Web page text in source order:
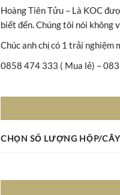
Hoàng Tiên Tửu – Là KOC
biết đến. Chúng tôi nói không
Chúc anh chị có 1 trải nghiệm
0858 474 333 ( Mua lẻ) –
CHỌN SỐ LƯỢNG HỘP/CÂY